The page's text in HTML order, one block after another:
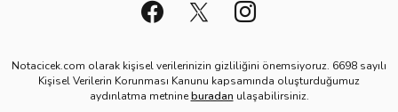
Notacicek.com olarak kişisel verilerinizin gizliliğini önemsiyoruz. 6698 sayılı
Kişisel Verilerin Korunması Kanunu kapsamında oluşturduğumuz
aydınlatma metnineburadan ulaşabilirsiniz.